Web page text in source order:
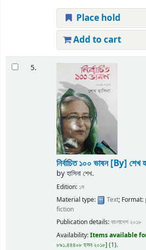
Place hold
Add to cart
5.
নির্বাচিত ১০০ ভাষন[By] শেখ
byহাসিনা শেখ.
Edition: ১ম
Material type:
Text; Format:
fiction
Publication details:বাংলাদেশ ২০১৮
Availability:Items available
৮৯১.৪৪৪০৮ হসন ২০১৮ (1).